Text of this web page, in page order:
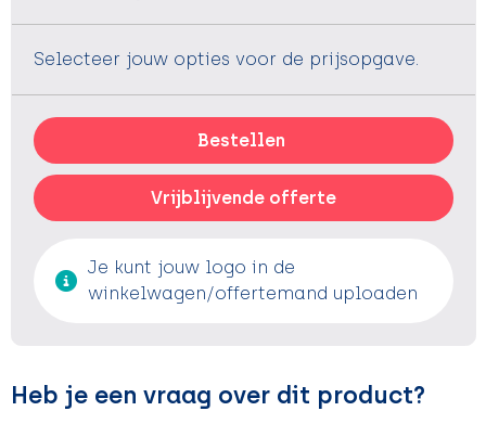
Selecteer jouw opties voor de prijsopgave.
Bestellen
Vrijblijvende offerte
Je kunt jouw logo in de
winkelwagen/offertemand uploaden
Heb je een vraag over dit product?